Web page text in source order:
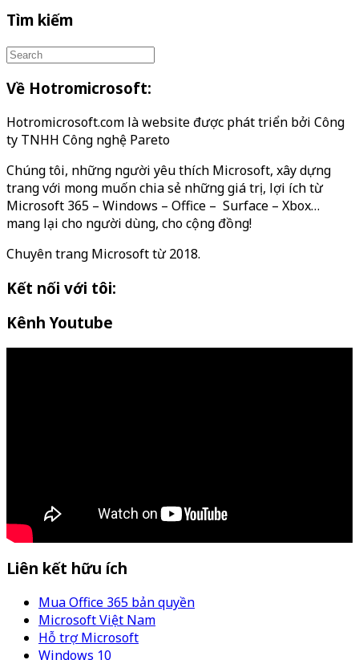
Tìm kiếm
Về Hotromicrosoft:
Hotromicrosoft.com là website được phát triển bởi Công
ty TNHH Công nghệ Pareto
Chúng tôi, những người yêu thích Microsoft, xây dựng
trang với mong muốn chia sẻ những giá trị, lợi ích từ
Microsoft 365 – Windows – Office – Surface – Xbox…
mang lại cho người dùng, cho cộng đồng!
Chuyên trang Microsoft từ 2018.
Kết nối với tôi:
Kênh Youtube
Liên kết hữu ích
Mua Office 365 bản quyền
Microsoft Việt Nam
Hỗ trợ Microsoft
Windows 10